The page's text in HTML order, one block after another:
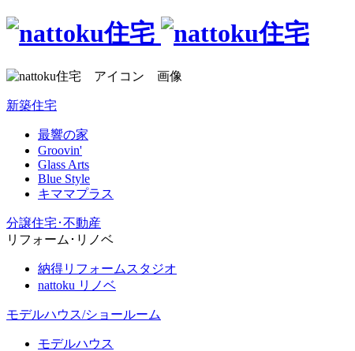
新築住宅
最響の家
Groovin'
Glass Arts
Blue Style
キママプラス
分譲住宅･不動産
リフォーム･リノベ
納得リフォームスタジオ
nattoku リノベ
モデルハウス/ショールーム
モデルハウス